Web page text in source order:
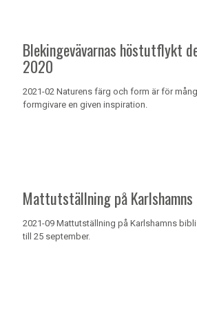
Blekingevävarnas höstutflykt
2020
2021-02 Naturens färg och form är för
formgivare en given inspiration.
Mattutställning på
2021-09 Mattutställning på Karlshamns
till 25 september.